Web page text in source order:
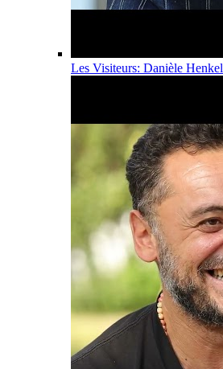
Les Visiteurs: Danièle Henkel